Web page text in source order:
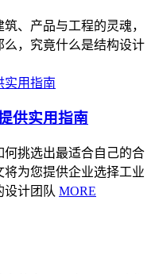
、产品与工程的灵魂，
，究竟什么是结构设计
供实用指南
挑选出最适合自己的合
为您提供企业选择工业
设计团队 MORE